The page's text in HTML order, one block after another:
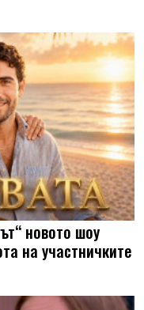
новото шоу
на участничките